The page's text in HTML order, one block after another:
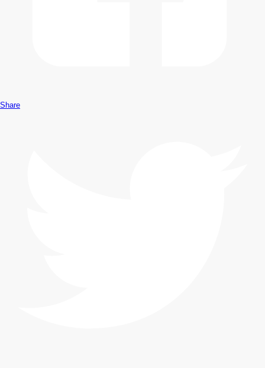
Share